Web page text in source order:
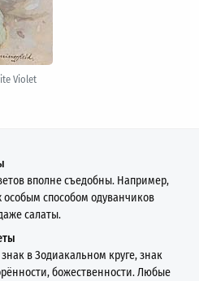
Violet
вполне съедобны. Например,
особым способом одуванчиков
салаты.
в Зодиакальном круге, знак
божественности. Любые